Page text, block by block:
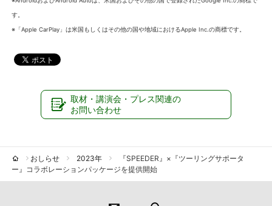
す。
※「Apple CarPlay」は米国もしくはその他の国や地域におけるApple Inc.の商標です。
取材・講演会・プレス関連の
お問い合わせ
おしらせ 2023年
『SPEEDER』×『ツーリングサポータ
ー』コラボレーションパッケージを提供開始